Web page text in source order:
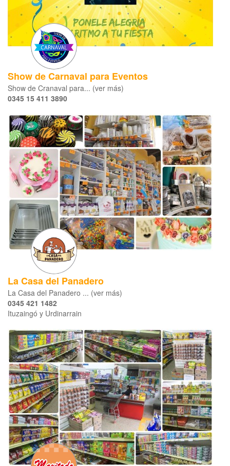
Show de Carnaval para Eventos
Show de Cranaval para... (ver más)
0345 15 411 3890
La Casa del Panadero
La Casa del Panadero ... (ver más)
0345 421 1482
Ituzaingó y Urdinarrain